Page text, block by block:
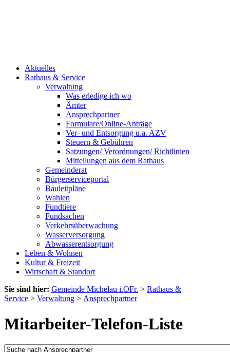
Aktuelles
Rathaus & Service
Verwaltung
Was erledige ich wo
Ämter
Ansprechpartner
Formulare/Online-Anträge
Ver- und Entsorgung u.a. AZV
Steuern & Gebühren
Satzungen/ Verordnungen/ Richtlinien
Mitteilungen aus dem Rathaus
Gemeinderat
Bürgerserviceportal
Bauleitpläne
Wahlen
Fundtiere
Fundsachen
Verkehrsüberwachung
Wasserversorgung
Abwasserentsorgung
Leben & Wohnen
Kultur & Freizeit
Wirtschaft & Standort
Sie sind hier: Gemeinde Michelau i.OFr. > Rathaus &
Service > Verwaltung > Ansprechpartner
Mitarbeiter-Telefon-Liste